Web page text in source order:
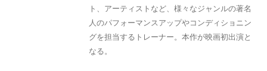
ト、アーティストなど、様々なジャンルの著名
人のパフォーマンスアップやコンディショニン
グを担当するトレーナー。本作が映画初出演と
なる。